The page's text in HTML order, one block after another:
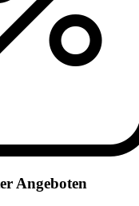
Angeboten